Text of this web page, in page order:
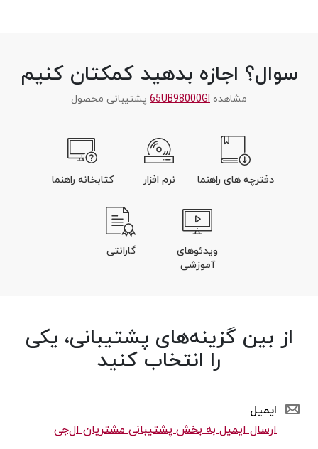
سوال؟ اجازه بدهید کمکتان کنیم
مشاهده 65UB98000GI پشتیبانی محصول
دفترچه های راهنما نرم افزار کتابخانه راهنما
ویدئوهای
آموزشی
گارانتی
از بین گزینه‌های پشتیبانی، یکی
را انتخاب کنید
ایمیل
ارسال ایمیل به بخش پشتیبانی مشتریان ال‌جی